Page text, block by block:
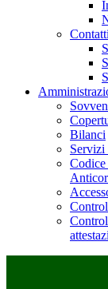
Contatti
Bilanci
Servizi